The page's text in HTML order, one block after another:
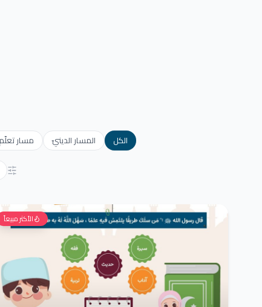
الكل المسار الدينيّ مسار تعلّم
الأكثر مبيعاً